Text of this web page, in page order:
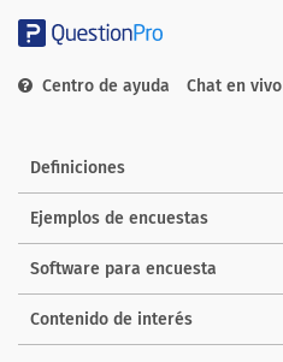
Centro de ayuda Chat en vivo
Definiciones
Ejemplos de encuestas
Software para encuesta
Contenido de interés